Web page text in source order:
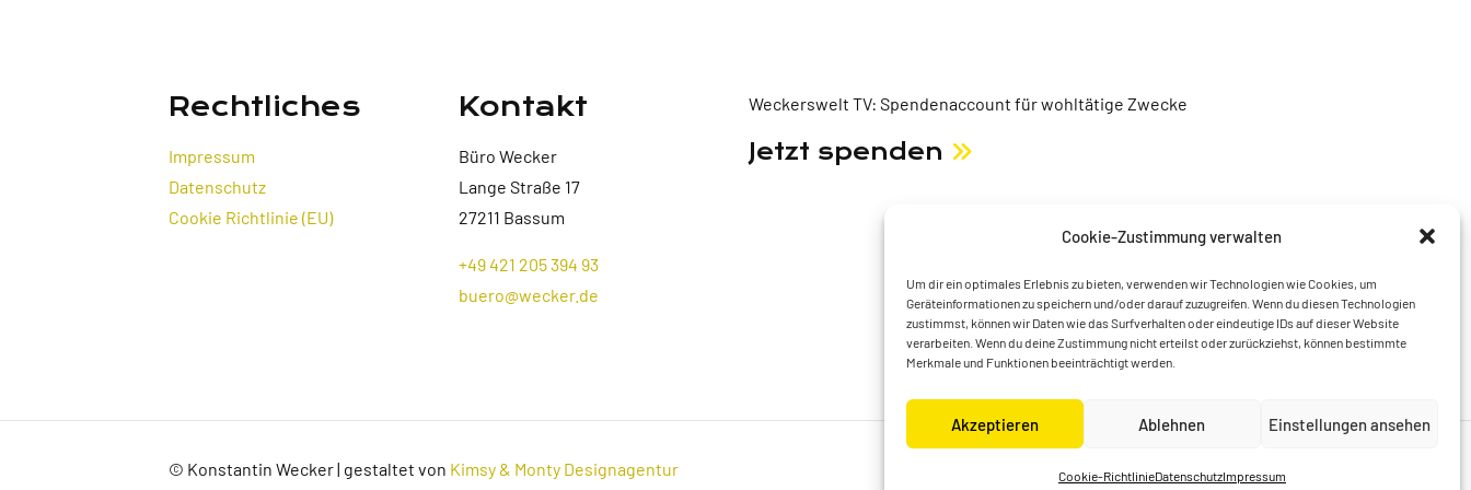
Cookie-Zustimmung verwalten
Um dir ein optimales Erlebnis zu bieten, verwenden wir Technologien wie Cookies, um
Geräteinformationen zu speichern und/oder darauf zuzugreifen. Wenn du diesen Technologien
zustimmst, können wir Daten wie das Surfverhalten oder eindeutige IDs auf dieser Website
verarbeiten. Wenn du deine Zustimmung nicht erteilst oder zurückziehst, können bestimmte
Merkmale und Funktionen beeinträchtigt werden.
Akzeptieren Ablehnen Einstellungen ansehen
Cookie-RichtlinieDatenschutzImpressum
Rechtliches
Impressum
Datenschutz
Cookie Richtlinie (EU)
Kontakt
Büro Wecker
Lange Straße 17
27211 Bassum
+49 421 205 394 93
buero@wecker.de
Weckerswelt TV: Spendenaccount für wohltätige Zwecke
Jetzt spenden
© Konstantin Wecker | gestaltet von Kimsy & Monty Designagentur